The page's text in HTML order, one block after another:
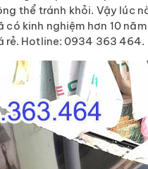
thể tránh khỏi. Vậy lúc
kinh nghiệm hơn 10
rẻ. Hotline: 0934 363 464.